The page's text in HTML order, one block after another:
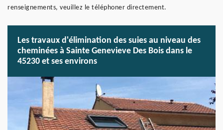
renseignements, veuillez le téléphoner directement.
Les travaux d'élimination des suies au niveau des
cheminées à Sainte Genevieve Des Bois dans le
45230 et ses environs